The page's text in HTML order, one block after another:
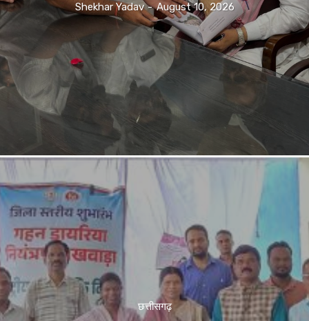
Shekhar Yadav - August 10, 2026
छत्तीसगढ़